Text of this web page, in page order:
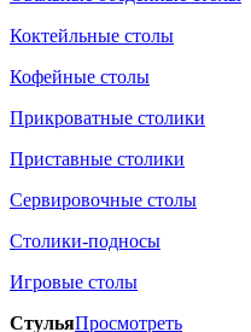
Коктейльные столы
Кофейные столы
Прикроватные столики
Приставные столики
Сервировочные столы
Столики-подносы
Игровые столы
СтульяПросмотреть